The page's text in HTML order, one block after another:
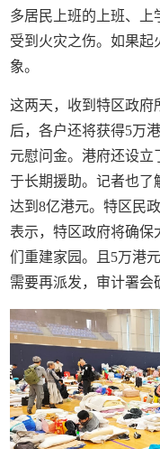
多居民上班的上班、上
受到火灾之伤。如果起
象。
这两天，收到特区政府
后，各户还将获得5万
元慰问金。港府还设立
于长期援助。记者也了
达到8亿港元。特区民
表示，特区政府将确保
们重建家园。且5万港
需要再派发，审计署会